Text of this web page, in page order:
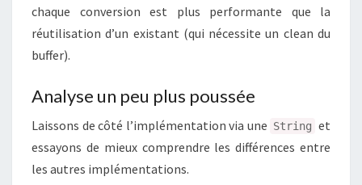
chaque conversion est plus performante que la
réutilisation d’un existant (qui nécessite un clean du
buffer).
Analyse un peu plus poussée
Laissons de côté l’implémentation via une String et
essayons de mieux comprendre les différences entre
les autres implémentations.